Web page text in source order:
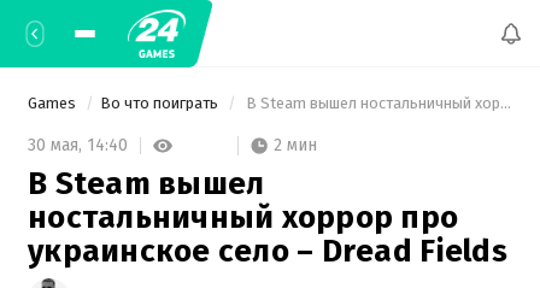
Games Во что поиграть В Steam вышел ностальничный хоррор про украинское село – Dread Fields
30 мая, 14:40 2 мин
В Steam вышел
ностальничный хоррор про
украинское село – Dread Fields